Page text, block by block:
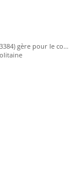
La société Jacques SARL (RCS 503513384, TVA FR01503513384) gère pour le compte de La Cave des Sommeliers les transactions bancaires et la facturation